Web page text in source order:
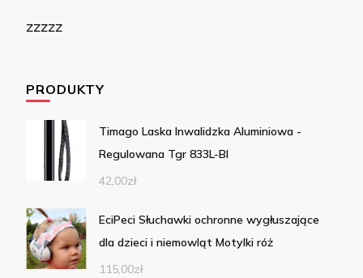
zzzzz
PRODUKTY
Timago Laska Inwalidzka Aluminiowa -
Regulowana Tgr 833L-Bl
42,00zł
EciPeci Słuchawki ochronne wygłuszające
dla dzieci i niemowląt Motylki róż
115,00zł